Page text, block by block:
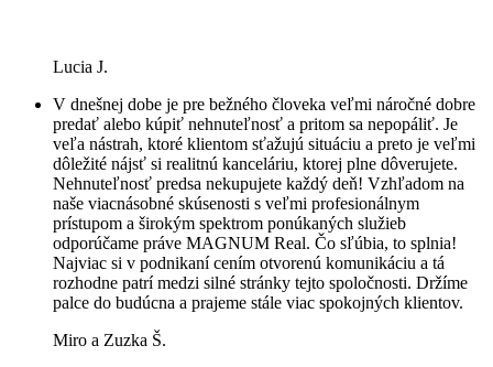
Lucia J.
V dnešnej dobe je pre bežného človeka veľmi náročné dobre
predať alebo kúpiť nehnuteľnosť a pritom sa nepopáliť. Je
veľa nástrah, ktoré klientom sťažujú situáciu a preto je veľmi
dôležité nájsť si realitnú kanceláriu, ktorej plne dôverujete.
Nehnuteľnosť predsa nekupujete každý deň! Vzhľadom na
naše viacnásobné skúsenosti s veľmi profesionálnym
prístupom a širokým spektrom ponúkaných služieb
odporúčame práve MAGNUM Real. Čo sľúbia, to splnia!
Najviac si v podnikaní cením otvorenú komunikáciu a tá
rozhodne patrí medzi silné stránky tejto spoločnosti. Držíme
palce do budúcna a prajeme stále viac spokojných klientov.
Miro a Zuzka Š.